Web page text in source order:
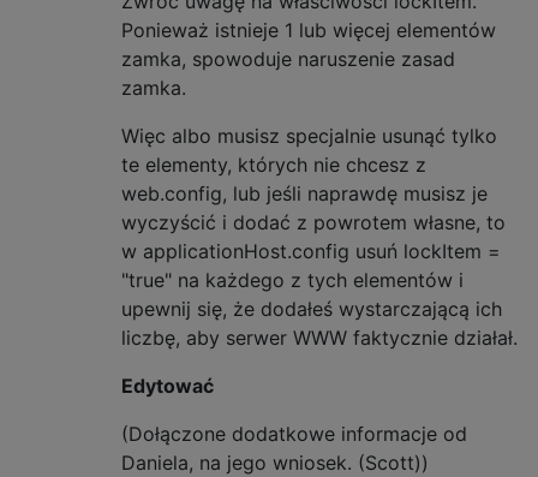
Ponieważ istnieje 1 lub więcej elementów
zamka, spowoduje naruszenie zasad
zamka.
Więc albo musisz specjalnie usunąć tylko
te elementy, których nie chcesz z
web.config, lub jeśli naprawdę musisz je
wyczyścić i dodać z powrotem własne, to
w applicationHost.config usuń lockItem =
"true" na każdego z tych elementów i
upewnij się, że dodałeś wystarczającą ich
liczbę, aby serwer WWW faktycznie działał.
Edytować
(Dołączone dodatkowe informacje od
Daniela, na jego wniosek. (Scott))